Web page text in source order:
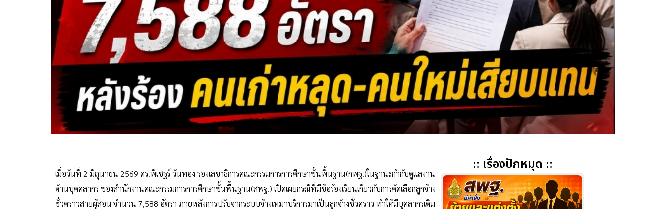
เมื่อวันที่ 2 มิถุนายน 2569 ดร.พิเชฐร์ วันทอง รองเลขาธิการคณะกรรมการการศึกษาขั้นพื้นฐาน(กพฐ.)ในฐานะกำกับดูแลงาน
ด้านบุคคลากร ของสำนักงานคณะกรรมการการศึกษาขั้นพื้นฐาน(สพฐ.) เปิดเผยกรณีที่มีข้อร้องเรียนเกี่ยวกับการคัดเลือกลูกจ้าง
ชั่วคราวสายผู้สอน จำนวน 7,588 อัตรา ภายหลังการปรับจากระบบจ้างเหมาบริการมาเป็นลูกจ้างชั่วคราว ทำให้มีบุคลากรเดิม
:: เรื่องปักหมุด ::